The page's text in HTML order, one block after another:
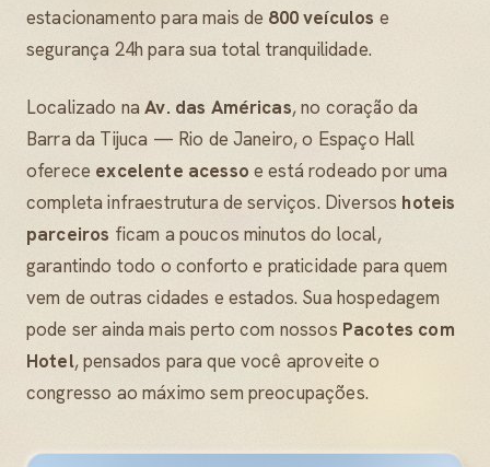
estacionamento para mais de 800 veículos e
segurança 24h para sua total tranquilidade.
Localizado naAv. das Américas, no coração da
Barra da Tijuca — Rio de Janeiro, o Espaço Hall
oferece excelente acesso e está rodeado por uma
completa infraestrutura de serviços. Diversos hoteis
parceiros ficam a poucos minutos do local,
garantindo todo o conforto e praticidade para quem
vem de outras cidades e estados. Sua hospedagem
pode ser ainda mais perto com nossos Pacotes com
Hotel, pensados para que você aproveite o
congresso ao máximo sem preocupações.